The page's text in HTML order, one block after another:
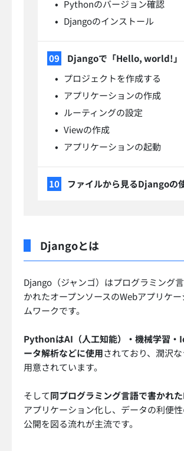
Pythonのバージョン確認
Djangoのインストール
Djangoで「Hello, world!」
プロジェクトを作成する
アプリケーションの作成
ルーティングの設定
Viewの作成
アプリケーションの起動
ファイルから見るDjangoの
Djangoとは
Django（ジャンゴ）はプログラミング
かれたオープンソースのWebアプリケ
ムワークです。
PythonはAI（人工知能）・機械学習・
ータ解析などに使用されており、潤沢
用意されています。
そして同プログラミング言語で書かれ
アプリケーション化し、データの利便
公開を図る流れが主流です。